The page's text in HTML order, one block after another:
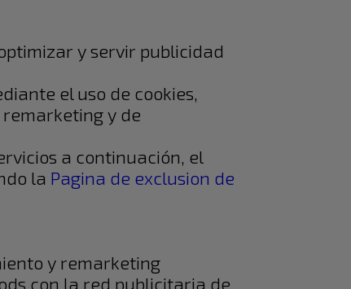
y servir publicidad
el uso de cookies,
y de
a continuación, el
la Pagina de exclusion de
y remarketing
con la red publicitaria de